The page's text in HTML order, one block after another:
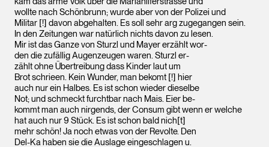
wollte nach Schönbrunn; wurde aber von der Polizei und
Militar [!] davon abgehalten. Es soll sehr arg zugegangen sein.
In den Zeitungen war natürlich nichts davon zu lesen.
Mir ist das Ganze von Sturzl und Mayer erzählt wor-
den die zufällig Augenzeugen waren. Sturzl er-
zählt ohne Übertreibung dass Kinder laut um
Brot schrieen. Kein Wunder, man bekomt [!] hier
auch nur ein Halbes. Es ist schon wieder dieselbe
Not; und schmeckt furchtbar nach Mais. Eier be-
kommt man auch nirgends, der Consum gibt wenn er welche
hat auch nur 9 Stück. Es ist schon bald nich[t]
mehr schön! Ja noch etwas von der Revolte. Den
Del-Ka haben sie die Auslage eingeschlagen u.